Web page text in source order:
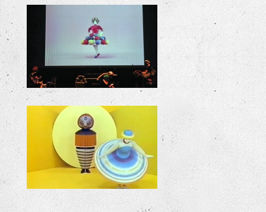
Triadische balletten ruim warande
Triadische Baletten 1